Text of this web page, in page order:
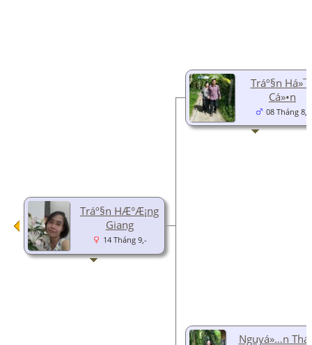
Tráº§n HÆ°Æ¡ng
Giang
14 Tháng 9,-
Tráº§n
Cá»•n
08 Tháng 8,-
Nguyá»…n